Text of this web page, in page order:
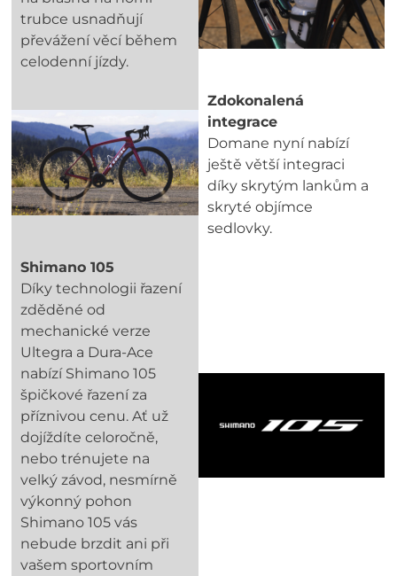
trubce usnadňují
převážení věcí během
celodenní jízdy.
Zdokonalená
integrace
Domane nyní nabízí
ještě větší integraci
díky skrytým lankům a
skryté objímce
sedlovky.
Shimano 105
Díky technologii řazení
zděděné od
mechanické verze
Ultegra a Dura-Ace
nabízí Shimano 105
špičkové řazení za
příznivou cenu. Ať už
dojíždíte celoročně,
nebo trénujete na
velký závod, nesmírně
výkonný pohon
Shimano 105 vás
nebude brzdit ani při
vašem sportovním